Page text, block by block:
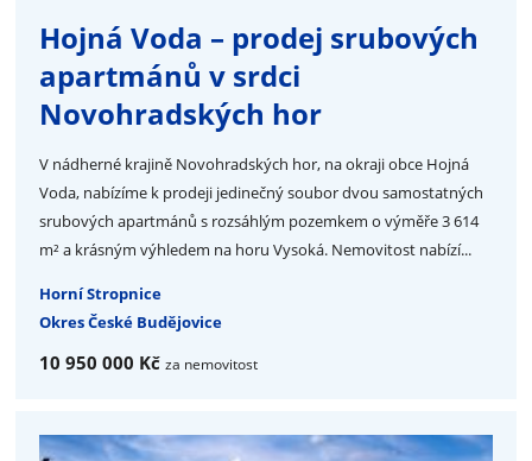
Hojná Voda – prodej srubových
apartmánů v srdci
Novohradských hor
V nádherné krajině Novohradských hor, na okraji obce Hojná
Voda, nabízíme k prodeji jedinečný soubor dvou samostatných
srubových apartmánů s rozsáhlým pozemkem o výměře 3 614
m² a krásným výhledem na horu Vysoká. Nemovitost nabízí...
Horní Stropnice
Okres České Budějovice
10 950 000 Kč za nemovitost